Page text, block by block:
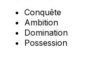
Conquête
Ambition
Domination
Possession